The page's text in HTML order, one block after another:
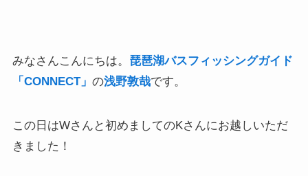
みなさんこんにちは。 琵琶湖バスフィッシングガイド
「CONNECT」 の浅野敦哉です。
この日はWさんと初めましてのKさんにお越しいただ
きました！